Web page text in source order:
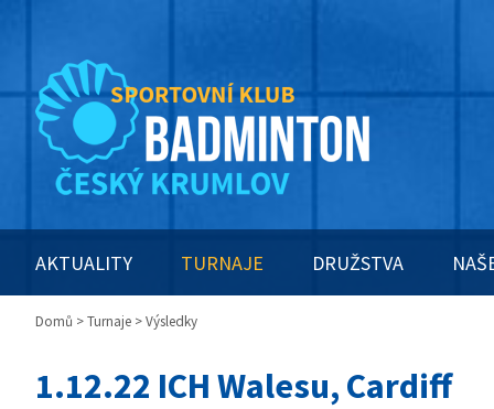
AKTUALITY TURNAJE DRUŽSTVA
Domů >Turnaje > Výsledky
1.12.22 ICH Walesu, Cardiff